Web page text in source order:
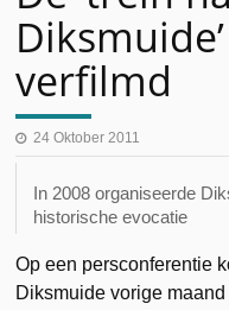
verfilmd
24 Oktober 2011
In 2008 organiseerde
historische evocatie
Op een persconferentie
Diksmuide vorige